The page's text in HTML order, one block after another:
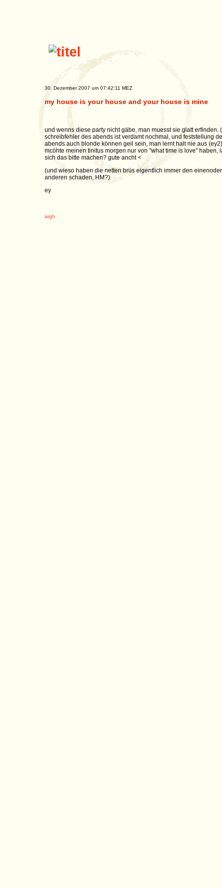
30. Dezember 2007 um 07:42:11 MEZ
my house is your house and your house is mine
und wenns diese party nicht gäbe, man muesst sie glatt erfinden.
schreibfehler des abends ist verdamt nochmal, und feststellung
abends auch blonde können geil sein, man lernt halt nie aus
mcöhte meinen tinitus morgen nur von "what time is love" haben,
sich das bitte machen? gute ancht <
(und wieso haben die netten brüs eigentlich immer den einenoder
anderen schaden, HM?)
ey
argh